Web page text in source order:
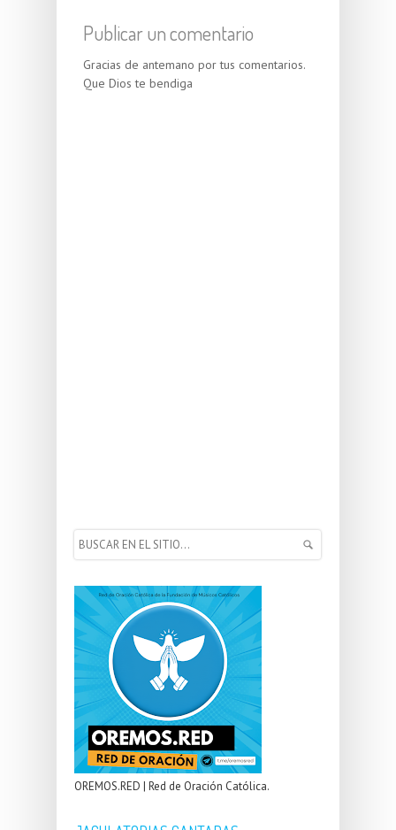
Publicar un comentario
Gracias de antemano por tus comentarios.
Que Dios te bendiga
OREMOS.RED | Red de Oración Católica.